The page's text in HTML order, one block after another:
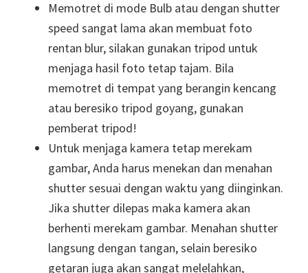
Memotret di mode Bulb atau dengan shutter
speed sangat lama akan membuat foto
rentan blur, silakan gunakan tripod untuk
menjaga hasil foto tetap tajam. Bila
memotret di tempat yang berangin kencang
atau beresiko tripod goyang, gunakan
pemberat tripod!
Untuk menjaga kamera tetap merekam
gambar, Anda harus menekan dan menahan
shutter sesuai dengan waktu yang diinginkan.
Jika shutter dilepas maka kamera akan
berhenti merekam gambar. Menahan shutter
langsung dengan tangan, selain beresiko
getaran juga akan sangat melelahkan,